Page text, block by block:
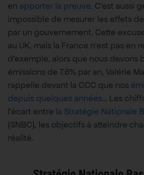
en apporter la preuve. C’est aussi
impossible de mesurer les effets
par un gouvernement. Cette
au UK, mais la France n’est pas en
d’exemple, alors que nous devons
émissions de 7.6% par an, Valérie
rappelle devant la CCC que nos
depuis quelques années… Les
l’écart entre la Stratégie Nationale
(SNBC), les objectifs à atteindre
réalité.